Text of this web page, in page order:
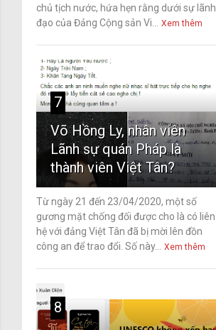
chủ tịch nước, hứa hẹn rằng dưới sự lãnh
đạo của Đảng Cộng sản Vi...
Xem thêm
7
Võ Hồng Ly, nhân viên
Lãnh sự quán Pháp là
thành viên Việt Tân?
Từ ngày 21 đến 23/04/2020, một số
gương mặt chống đối được cho là có liên
hệ với đảng Việt Tân đã bị mời lên đồn
công an để trao đổi. Số này...
Xem thêm
8